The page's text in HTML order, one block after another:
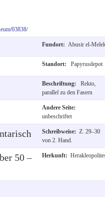
03838/
Fundort: Abusir el-
Standort: Papyrusdepot
Beschriftung:
Rekto,
parallel zu den Fasern
Andere Seite:
unbeschriftet
Schreibweise: Z. 29–30
von 2. Hand.
50 –
Herkunft: